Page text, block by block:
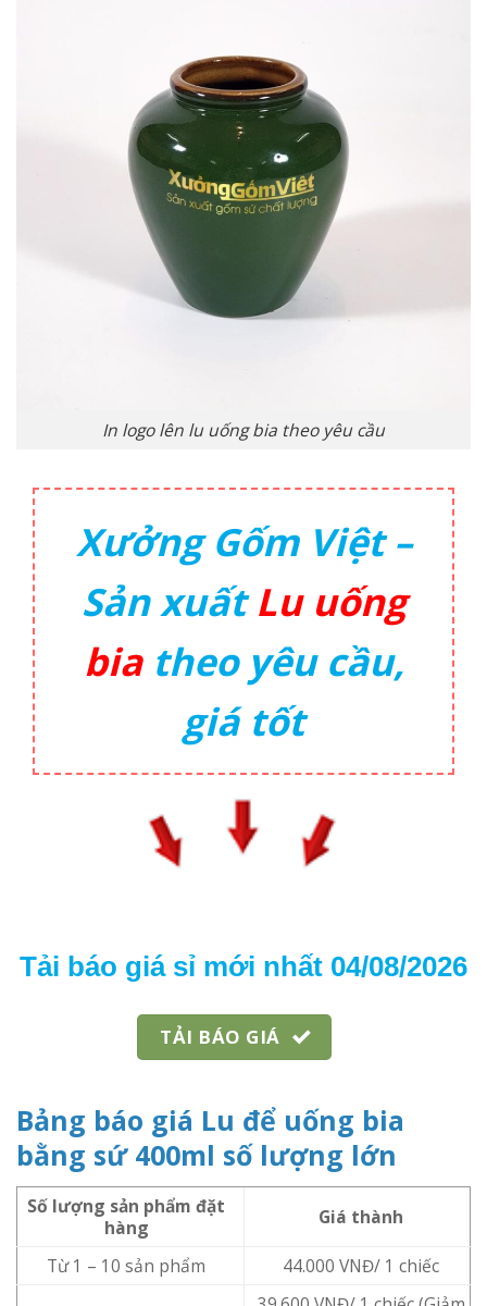
In logo lên lu uống bia theo yêu cầu
Xưởng Gốm Việt –
Sản xuấtLu uống
bia theo yêu cầu,
giá tốt
Tải báo giá sỉ mới nhất 04/08/2026
TẢI BÁO GIÁ
Bảng báo giá Lu để uống bia
bằng sứ 400ml số lượng lớn
Số lượng sản phẩm đặt
hàng
Giá thành
Từ 1 – 10 sản phẩm 44.000 VNĐ/ 1 chiếc